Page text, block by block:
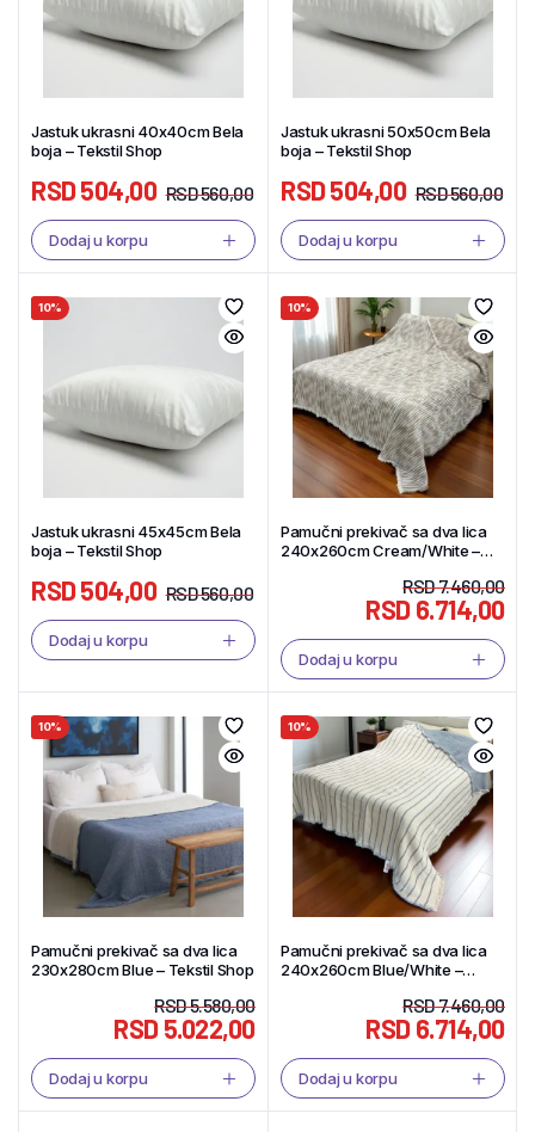
Jastuk ukrasni 40x40cm Bela
boja – Tekstil Shop
RSD560,00
RSD504,00
Dodaj u korpu
Jastuk ukrasni 50x50cm Bela
boja – Tekstil Shop
RSD560,00
RSD504,00
Dodaj u korpu
10%
Jastuk ukrasni 45x45cm Bela
boja – Tekstil Shop
RSD560,00
RSD504,00
Dodaj u korpu
10%
Pamučni prekivač sa dva lica
240x260cm Cream/White –
RSD7.460,00
RSD6.714,00
Dodaj u korpu
10%
Pamučni prekivač sa dva lica
230x280cm Blue – Tekstil Shop
RSD5.580,00
RSD5.022,00
Dodaj u korpu
10%
Pamučni prekivač sa dva lica
240x260cm Blue/White –
RSD7.460,00
RSD6.714,00
Dodaj u korpu